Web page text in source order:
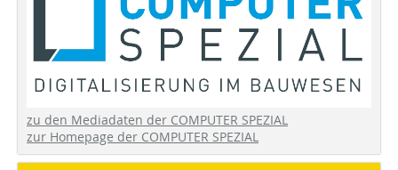
zu den Mediadaten der COMPUTER SPEZIAL
zur Homepage der COMPUTER SPEZIAL